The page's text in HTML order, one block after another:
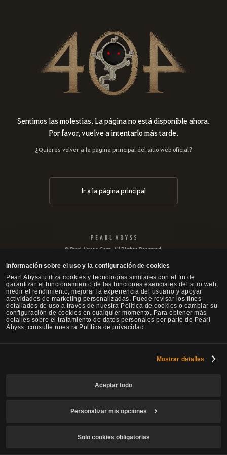
Información sobre el uso y la configuración de cookies
Pearl Abyss utiliza cookies y tecnologías similares con el fin de
garantizar el funcionamiento de las funciones esenciales del sitio web,
medir el rendimiento, mejorar la experiencia del usuario y apoyar
actividades de marketing personalizadas. Puede revisar los fines
detallados de uso a través de nuestra Política de cookies o cambiar su
configuración de cookies en cualquier momento. Para obtener más
detalles sobre el tratamiento de datos personales por parte de Pearl
Abyss, consulte nuestra Política de privacidad.
Mostrar detalles
Aceptar todo
Personalizar mis opciones
Solo cookies obligatorias
Sentimos las molestias. La página no está disponible ahora.
Por favor, vuelve a intentarlo más tarde.
¿Quieres volver a la página principal del sitio web oficial?
Ir a la página principal
P
e
r
l
A
b
y
s
s
© Pearl Abyss Corp. All Rights Reserved.